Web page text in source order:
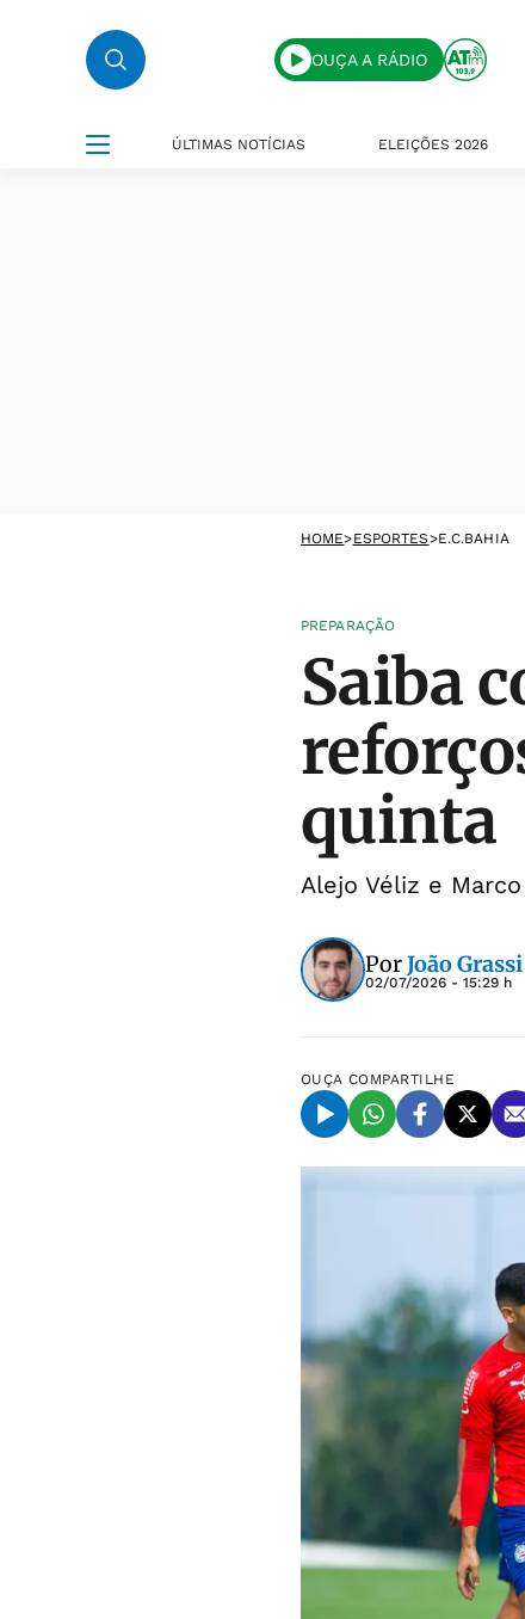
OUÇA A RÁDIO
ÚLTIMAS NOTÍCIAS ELEIÇÕES 2026
HOME>ESPORTES>E.C.BAHIA
PREPARAÇÃO
Saiba
quinta
Alejo Véliz e
PorJoão Grassi
02/07/2026 - 15:29 h
OUÇA COMPARTILHE